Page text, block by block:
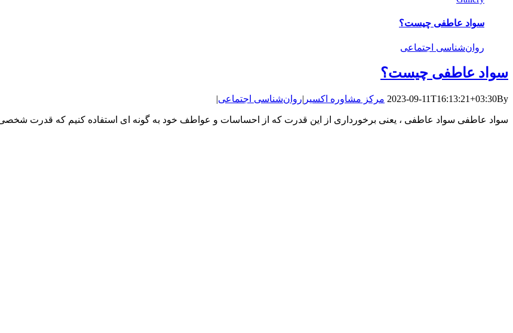
سواد عاطفی چیست؟
روان‌شناسی اجتماعی
سواد عاطفی چیست؟
2023-09-11T16:13:21+03:30By مرکز مشاوره اکسیر |روان‌شناسی اجتماعی|
سواد عاطفی سواد عاطفی ، یعنی برخورداری از این قدرت که از احساسات و عواطف خود به گونه ای استفاده کنیم که قدرت